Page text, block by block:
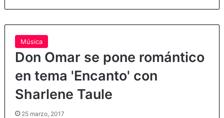
Música
Don Omar se pone romántico
en tema 'Encanto' con
Sharlene Taule
25 marzo, 2017